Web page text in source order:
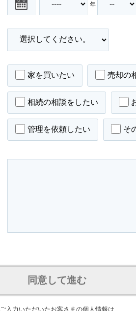
年
家を買いたい 売却の
相続の相談をしたい
管理を依頼したい そ
同意して進む
入力いただいたお客さまの個人情報は、